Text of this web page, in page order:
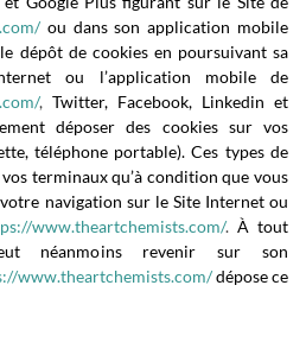
ou dans son application mobile
dépôt de cookies en poursuivant sa
ou l’application mobile de
, Twitter, Facebook, Linkedin et
déposer des cookies sur vos
téléphone portable). Ces types de
terminaux qu’à condition que vous
navigation sur le Site Internet ou
www.theartchemists.com/. À tout
néanmoins revenir sur son
www.theartchemists.com/dépose ce